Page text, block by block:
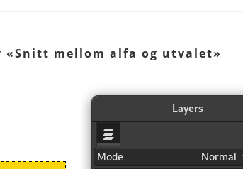
«Snitt mellom alfa og utvalet»